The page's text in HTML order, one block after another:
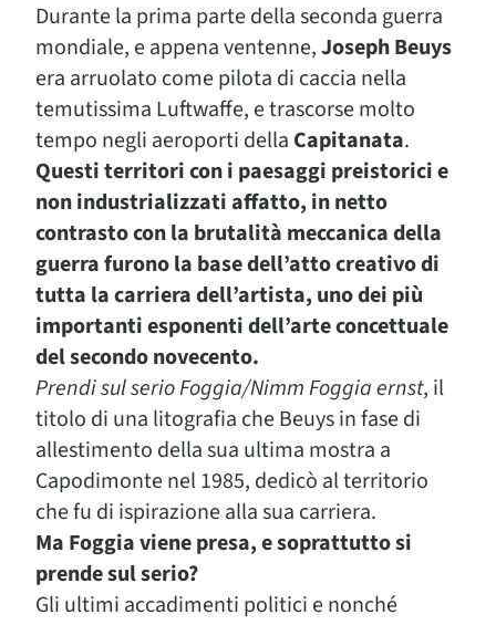
Durante la prima parte della seconda guerra
mondiale, e appena ventenne,Joseph Beuys
era arruolato come pilota di caccia nella
temutissima Luftwaffe, e trascorse molto
tempo negli aeroporti della Capitanata.
Questi territori con i paesaggi preistorici e
non industrializzati affatto, in netto
contrasto con la brutalità meccanica della
guerra furono la base dell’atto creativo di
tutta la carriera dell’artista, uno dei più
importanti esponenti dell’arte concettuale
del secondo novecento.
Prendi sul serio Foggia/Nimm Foggia ernst, il
titolo di una litografia che Beuys in fase di
allestimento della sua ultima mostra a
Capodimonte nel 1985, dedicò al territorio
che fu di ispirazione alla sua carriera.
Ma Foggia viene presa, e soprattutto si
prende sul serio?
Gli ultimi accadimenti politici e nonché